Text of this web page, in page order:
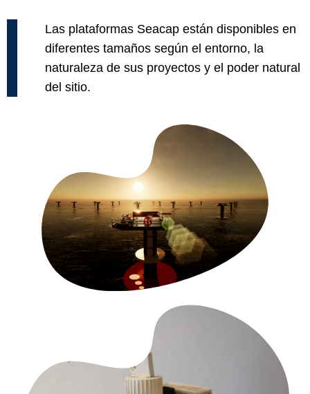
Las plataformas Seacap están disponibles en
diferentes tamaños según el entorno, la
naturaleza de sus proyectos y el poder natural
del sitio.